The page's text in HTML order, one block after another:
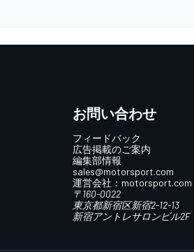
お問い合わせ
フィードバック
広告掲載のご案内
編集部情報
sales@motorsport.com
運営会社： motorsport.com
〒160-0022
東京都新宿区新宿2-12-13
新宿アントレサロンビル2F